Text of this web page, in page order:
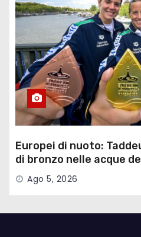
Europei di nuoto:
di bronzo nelle acque
Ago 5, 2026